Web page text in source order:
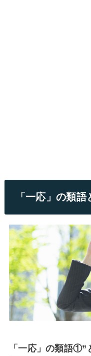
「一応」の類語
「一応」の類語①”